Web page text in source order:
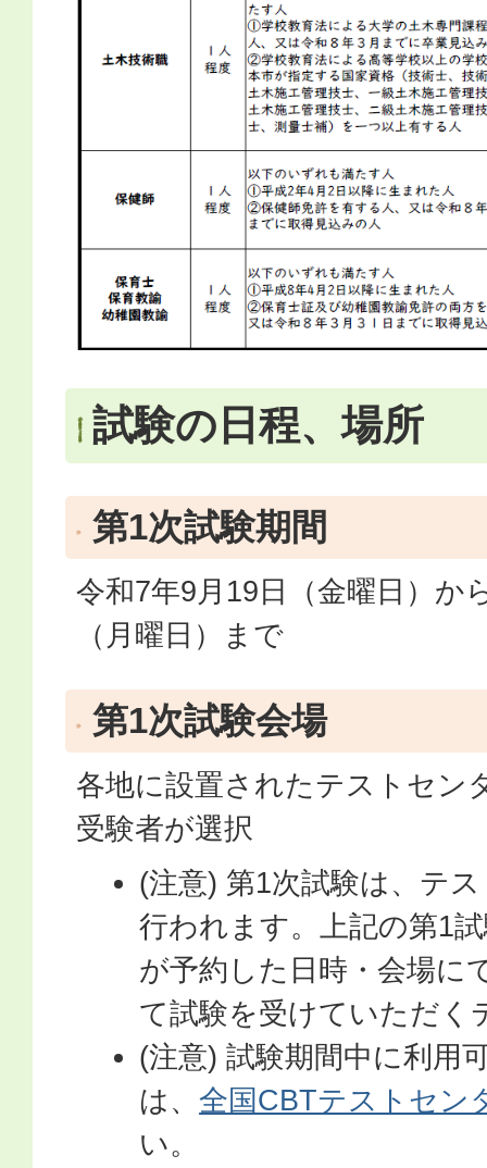
試験の日程、場所
第1次試験期間
令和7年9月19日（金曜日）か
（月曜日）まで
第1次試験会場
各地に設置されたテストセン
受験者が選択
(注意) 第1次試験は、テ
行われます。上記の第1
が予約した日時・会場に
て試験を受けていただく
(注意) 試験期間中に利用
は、全国CBTテストセン
い。